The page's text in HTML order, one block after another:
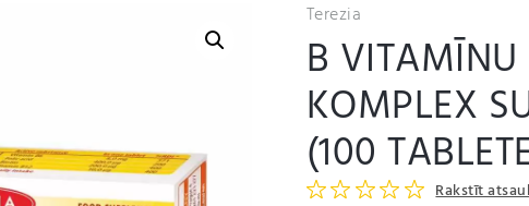
Terezia
B
KOMPLEX
(100
Rakstīt